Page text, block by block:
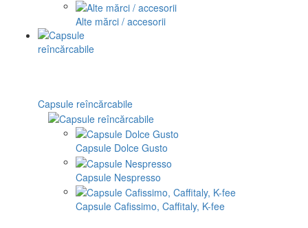
Alte mărci / accesorii
Capsule reîncărcabile
Capsule Dolce Gusto
Capsule Nespresso
Capsule Cafissimo, Caffitaly, K-fee